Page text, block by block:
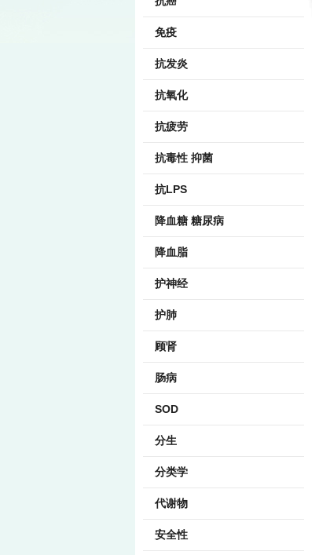
免疫
抗发炎
抗氧化
抗疲劳
抗毒性 抑菌
抗LPS
降血糖 糖尿病
降血脂
护神经
护肺
顾肾
肠病
SOD
分生
分类学
代谢物
安全性